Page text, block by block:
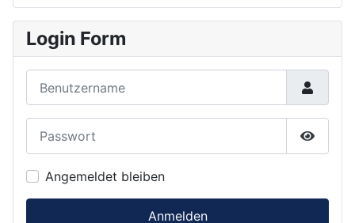
Login Form
Angemeldet bleiben
Anmelden